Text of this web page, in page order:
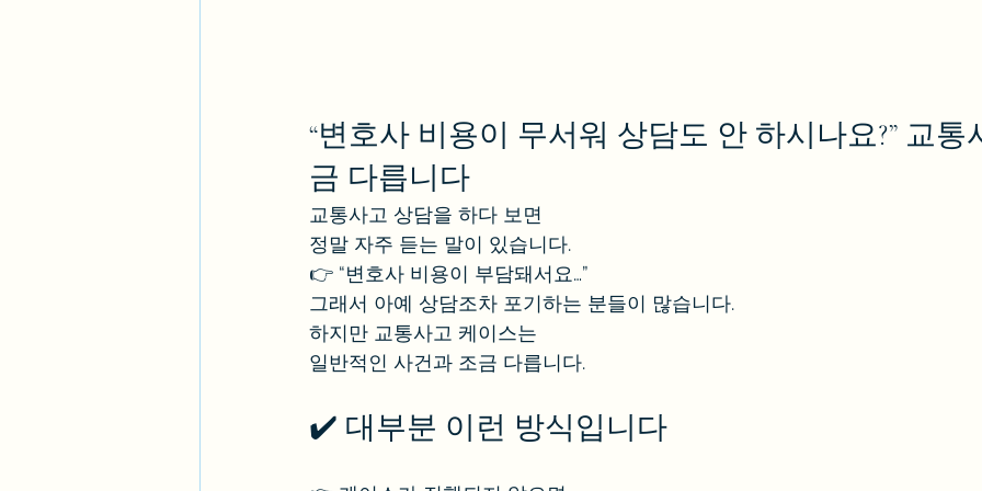
“변호사 비용이 무서워 상담도 안 하시나요?” 교통
금 다릅니다
교통사고 상담을 하다 보면
정말 자주 듣는 말이 있습니다.
👉 “변호사 비용이 부담돼서요…”
그래서 아예 상담조차 포기하는 분들이 많습니다.
하지만 교통사고 케이스는
일반적인 사건과 조금 다릅니다.
✔️ 대부분 이런 방식입니다